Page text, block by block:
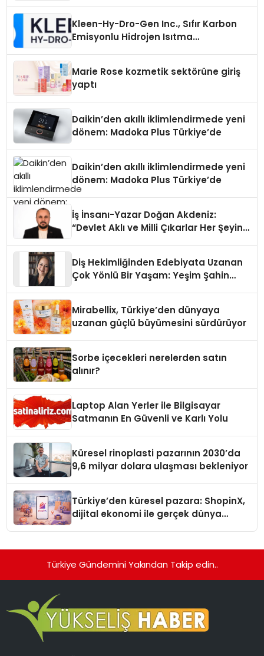
Kleen-Hy-Dro-Gen Inc., Sıfır Karbon
Emisyonlu Hidrojen Isıtma
Marie Rose kozmetik sektörüne giriş
yaptı
Daikin’den akıllı iklimlendirmede yeni
dönem: Madoka Plus Türkiye’de
Daikin’den akıllı iklimlendirmede yeni
dönem: Madoka Plus Türkiye’de
İş İnsanı-Yazar Doğan Akdeniz:
“Devlet Aklı ve Milli Çıkarlar Her Şeyin
Diş Hekimliğinden Edebiyata Uzanan
Çok Yönlü Bir Yaşam: Yeşim Şahin
Mirabellix, Türkiye’den dünyaya
uzanan güçlü büyümesini sürdürüyor
Sorbe içecekleri nerelerden satın
alınır?
Laptop Alan Yerler ile Bilgisayar
Satmanın En Güvenli ve Karlı Yolu
Küresel rinoplasti pazarının 2030’da
9,6 milyar dolara ulaşması bekleniyor
Türkiye’den küresel pazara: ShopinX,
dijital ekonomi ile gerçek dünya
Türkiye Gündemini Yakından Takip edin..